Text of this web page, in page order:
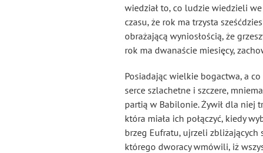
wiedział to, co ludzie wiedzieli
czasu, że rok ma trzysta
obrażającą wyniosłością, że
rok ma dwanaście miesięcy,
Posiadając wielkie bogactwa, a
serce szlachetne i szczere,
partią w Babilonie. Żywił dla niej
która miała ich połączyć, kiedy
brzeg Eufratu, ujrzeli zbliżających
którego dworacy wmówili, iż